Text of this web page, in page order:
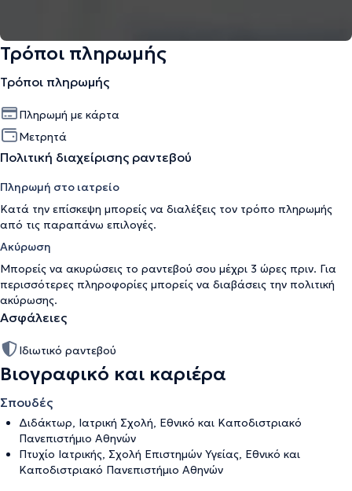
Τρόποι πληρωμής
Τρόποι πληρωμής
Πληρωμή με κάρτα
Μετρητά
Πολιτική διαχείρισης ραντεβού
Πληρωμή στο ιατρείο
Κατά την επίσκεψη μπορείς να διαλέξεις τον τρόπο πληρωμής
από τις παραπάνω επιλογές.
Ακύρωση
Μπορείς να ακυρώσεις το ραντεβού σου μέχρι 3 ώρες πριν. Για
περισσότερες πληροφορίες μπορείς να διαβάσεις την πολιτική
ακύρωσης.
Ασφάλειες
Ιδιωτικό ραντεβού
Βιογραφικό και καριέρα
Σπουδές
Διδάκτωρ, Ιατρική Σχολή, Εθνικό και Καποδιστριακό
Πανεπιστήμιο Αθηνών
Πτυχίο Ιατρικής, Σχολή Επιστημών Υγείας, Εθνικό και
Καποδιστριακό Πανεπιστήμιο Αθηνών